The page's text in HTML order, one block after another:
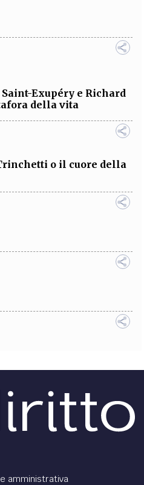
Exupéry e Richard
della vita
o il cuore della
amministrativa